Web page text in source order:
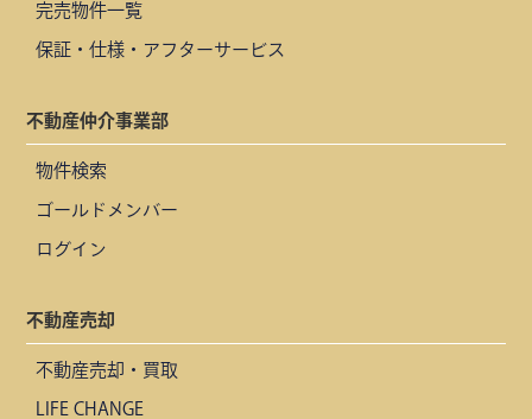
完売物件一覧
保証・仕様・アフターサービス
不動産仲介事業部
物件検索
ゴールドメンバー
ログイン
不動産売却
不動産売却・買取
LIFE CHANGE